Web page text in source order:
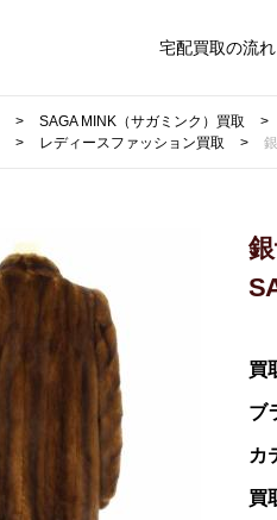
宅配買取の流れ
SAGA MINK（サガミンク）買取
レディースファッション買取
買
ブ
カ
買